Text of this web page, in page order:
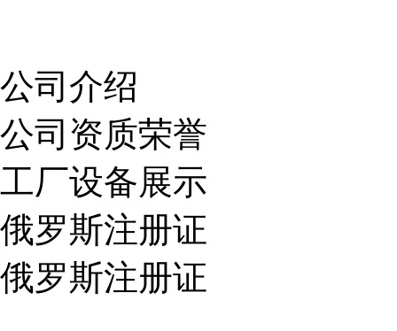
公司介绍
公司资质荣誉
工厂设备展示
俄罗斯注册证
俄罗斯注册证